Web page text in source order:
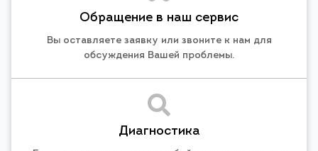
Обращение в наш сервис
Вы оставляете заявку или звоните к нам для
обсуждения Вашей проблемы.
Диагностика